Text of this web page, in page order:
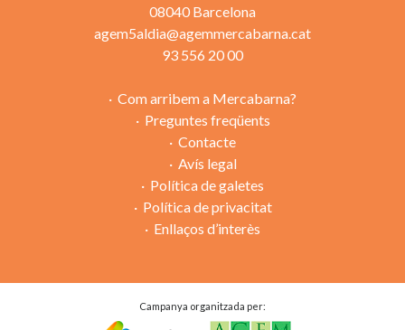
08040 Barcelona
agem5aldia@agemmercabarna.cat
93 556 20 00
Com arribem a Mercabarna?
Preguntes freqüents
Contacte
Avís legal
Política de galetes
Política de privacitat
Enllaços d’interès
Campanya organitzada per: